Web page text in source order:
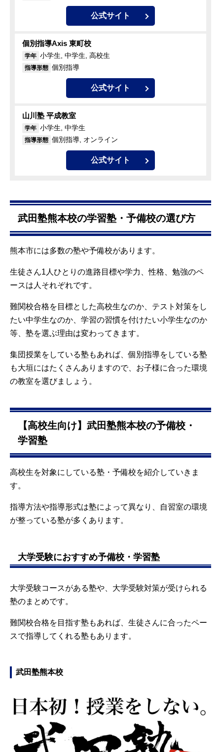
公式サイト
個別指導Axis 東町校
学年 小学生, 中学生, 高校生
指導形態 個別指導
公式サイト
山川塾 平成教室
学年 小学生, 中学生
指導形態 個別指導, オンライン
公式サイト
武田塾熊本校の学習塾・予備校の選び方
熊本市には多数の塾や予備校があります。
生徒さん1人ひとりの進路目標や学力、性格、勉強のペ
ースは人それぞれです。
難関校合格を目標とした高校生なのか、テスト対策をし
たい中学生なのか、学習の習慣を付けたい小学生なのか
等、塾を選ぶ理由は変わってきます。
集団授業をしている塾もあれば、個別指導をしている塾
も大垣にはたくさんありますので、お子様に合った環境
の教室を選びましょう。
【高校生向け】武田塾熊本校の予備校・
学習塾
高校生を対象にしている塾・予備校を紹介していきま
す。
指導方法や指導形式は塾によって異なり、自習室の環境
が整っている塾が多くあります。
大学受験におすすめ予備校・学習塾
大学受験コースがある塾や、大学受験対策が受けられる
塾のまとめです。
難関校合格を目指す塾もあれば、生徒さんに合ったペー
スで指導してくれる塾もあります。
武田塾熊本校